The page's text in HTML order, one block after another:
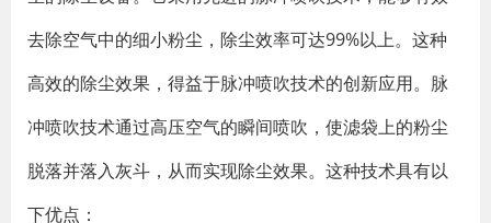
去除空气中的细小粉尘，除尘效率可达99%以上。这种
高效的除尘效果，得益于脉冲喷吹技术的创新应用。脉
冲喷吹技术通过高压空气的瞬间喷吹，使滤袋上的粉尘
脱落并落入灰斗，从而实现除尘效果。这种技术具有以
下优点：